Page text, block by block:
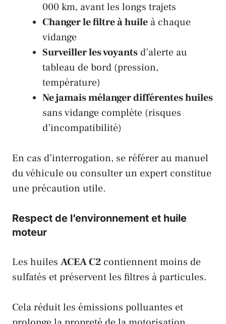
000 km, avant les longs trajets
Changer le filtre à huile à chaque
vidange
Surveiller les voyants d’alerte au
tableau de bord (pression,
température)
Ne jamais mélanger différentes huiles
sans vidange complète (risques
d’incompatibilité)
En cas d’interrogation, se référer au manuel
du véhicule ou consulter un expert constitue
une précaution utile.
Respect de l’environnement et huile
moteur
Les huiles ACEA C2 contiennent moins de
sulfatés et préservent les filtres à particules.
Cela réduit les émissions polluantes et